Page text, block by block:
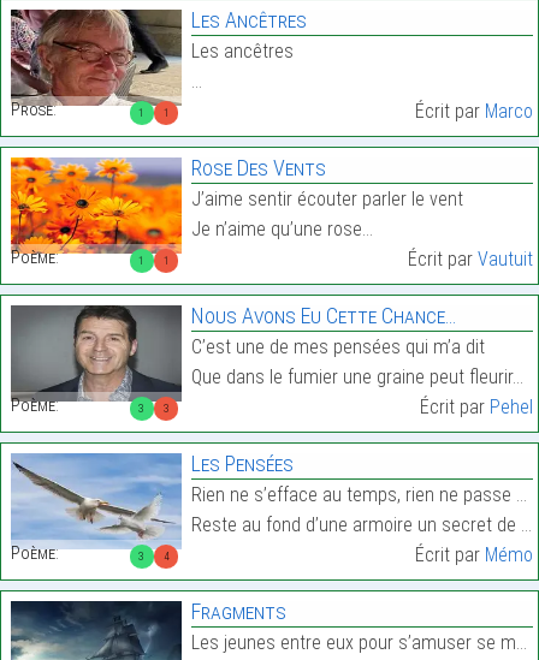
1 1
Prose:
Les Ancêtres
Les ancêtres
…
Écrit par Marco
1 1
Poème:
Rose Des Vents
J’aime sentir écouter parler le vent
Je n’aime qu’une rose…
Écrit par Vautuit
3 3
Poème:
Nous Avons Eu Cette Chance…
C’est une de mes pensées qui m’a dit
Que dans le fumier une graine peut fleurir…
Écrit par Pehel
3 4
Poème:
Les Pensées
Rien ne s’efface au temps, rien ne passe vraiment
Reste au fond d’une armoire un secret de tiroir…
Écrit par Mémo
Fragments
Les jeunes entre eux pour s’amuser se moquent